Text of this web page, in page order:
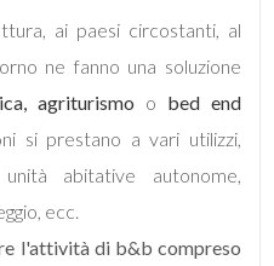
ai paesi circostanti, al
ne fanno una soluzione
agriturismo o bed end
si prestano a vari utilizzi,
abitative autonome,
ecc.
l'attività di b&b compreso